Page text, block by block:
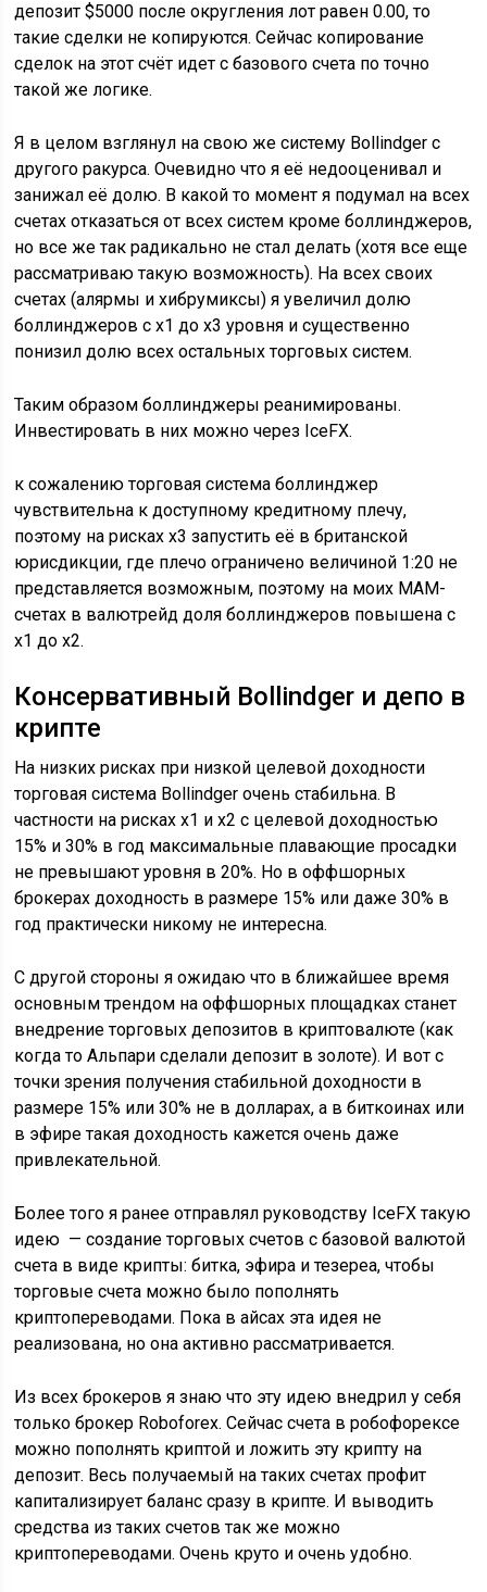
депозит $5000 после округления лот равен 0.00, то
такие сделки не копируются. Сейчас копирование
сделок на этот счёт идет с базового счета по точно
такой же логике.
Я в целом взглянул на свою же систему Bollindger с
другого ракурса. Очевидно что я её недооценивал и
занижал её долю. В какой то момент я подумал на всех
счетах отказаться от всех систем кроме боллинджеров,
но все же так радикально не стал делать (хотя все еще
рассматриваю такую возможность). На всех своих
счетах (алярмы и хибрумиксы) я увеличил долю
боллинджеров с х1 до х3 уровня и существенно
понизил долю всех остальных торговых систем.
Таким образом боллинджеры реанимированы.
Инвестировать в них можно через IceFX.
к сожалению торговая система боллинджер
чувствительна к доступному кредитному плечу,
поэтому на рисках х3 запустить её в британской
юрисдикции, где плечо ограничено величиной 1:20 не
представляется возможным, поэтому на моих МАМ-
счетах в валютрейд доля боллинджеров повышена с
х1 до х2.
Консервативный Bollindger и депо в
крипте
На низких рисках при низкой целевой доходности
торговая система Bollindger очень стабильна. В
частности на рисках х1 и х2 с целевой доходностью
15% и 30% в год максимальные плавающие просадки
не превышают уровня в 20%. Но в оффшорных
брокерах доходность в размере 15% или даже 30% в
год практически никому не интересна.
С другой стороны я ожидаю что в ближайшее время
основным трендом на оффшорных площадках станет
внедрение торговых депозитов в криптовалюте (как
когда то Альпари сделали депозит в золоте). И вот с
точки зрения получения стабильной доходности в
размере 15% или 30% не в долларах, а в биткоинах или
в эфире такая доходность кажется очень даже
привлекательной.
Более того я ранее отправлял руководству IceFX такую
идею — создание торговых счетов с базовой валютой
счета в виде крипты: битка, эфира и тезереа, чтобы
торговые счета можно было пополнять
криптопереводами. Пока в айсах эта идея не
реализована, но она активно рассматривается.
Из всех брокеров я знаю что эту идею внедрил у себя
только брокер Roboforex. Сейчас счета в робофорексе
можно пополнять криптой и ложить эту крипту на
депозит. Весь получаемый на таких счетах профит
капитализирует баланс сразу в крипте. И выводить
средства из таких счетов так же можно
криптопереводами. Очень круто и очень удобно.